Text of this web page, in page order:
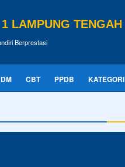
LAMPUNG TENGAH
Berprestasi
CBT PPDB KATEGORI